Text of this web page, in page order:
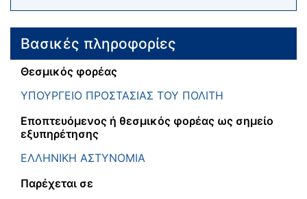
Βασικές πληροφορίες
Θεσμικός φορέας
ΥΠΟΥΡΓΕΙΟ ΠΡΟΣΤΑΣΙΑΣ ΤΟΥ ΠΟΛΙΤΗ
Εποπτευόμενος ή θεσμικός φορέας ως σημείο
εξυπηρέτησης
ΕΛΛΗΝΙΚΗ ΑΣΤΥΝΟΜΙΑ
Παρέχεται σε